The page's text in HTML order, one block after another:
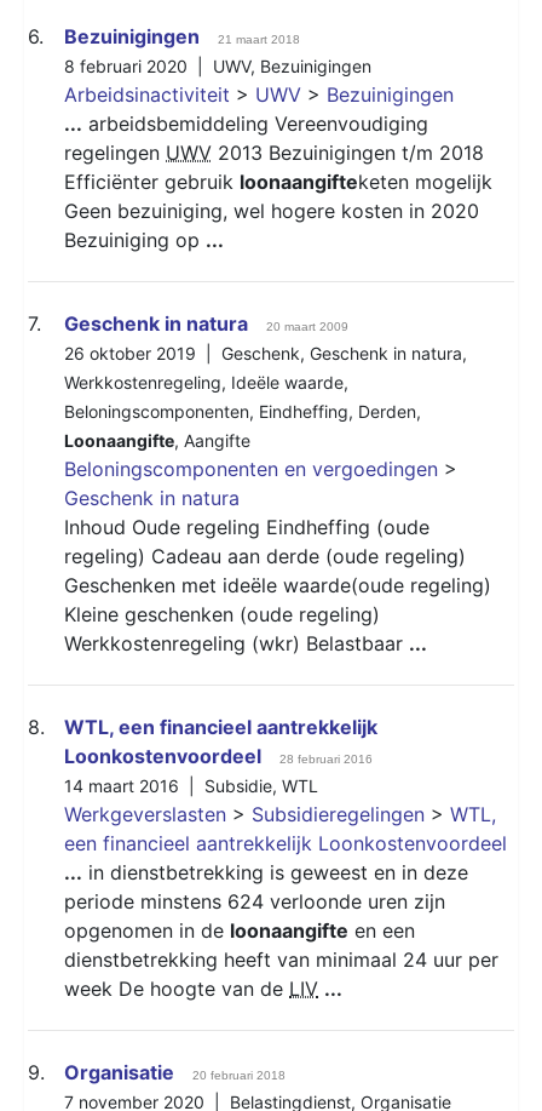
6. Bezuinigingen 21 maart 2018
8 februari 2020 | UWV, Bezuinigingen
Arbeidsinactiviteit > UWV > Bezuinigingen
... arbeidsbemiddeling Vereenvoudiging
regelingen UWV 2013 Bezuinigingen t/m 2018
Efficiënter gebruik loonaangifteketen mogelijk
Geen bezuiniging, wel hogere kosten in 2020
Bezuiniging op ...
7. Geschenk in natura 20 maart 2009
26 oktober 2019 | Geschenk, Geschenk in natura,
Werkkostenregeling, Ideële waarde,
Beloningscomponenten, Eindheffing, Derden,
Loonaangifte, Aangifte
Beloningscomponenten en vergoedingen >
Geschenk in natura
Inhoud Oude regeling Eindheffing (oude
regeling) Cadeau aan derde (oude regeling)
Geschenken met ideële waarde(oude regeling)
Kleine geschenken (oude regeling)
Werkkostenregeling (wkr) Belastbaar ...
8.
WTL, een financieel aantrekkelijk
Loonkostenvoordeel
28 februari 2016
14 maart 2016 | Subsidie, WTL
Werkgeverslasten > Subsidieregelingen > WTL,
een financieel aantrekkelijk Loonkostenvoordeel
... in dienstbetrekking is geweest en in deze
periode minstens 624 verloonde uren zijn
opgenomen in de loonaangifte en een
dienstbetrekking heeft van minimaal 24 uur per
week De hoogte van de LIV ...
9. Organisatie 20 februari 2018
7 november 2020 | Belastingdienst, Organisatie